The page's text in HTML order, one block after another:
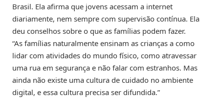
Brasil. Ela afirma que jovens acessam a internet
diariamente, nem sempre com supervisão contínua. Ela
deu conselhos sobre o que as famílias podem fazer.
“As famílias naturalmente ensinam as crianças a como
lidar com atividades do mundo físico, como atravessar
uma rua em segurança e não falar com estranhos. Mas
ainda não existe uma cultura de cuidado no ambiente
digital, e essa cultura precisa ser difundida.”